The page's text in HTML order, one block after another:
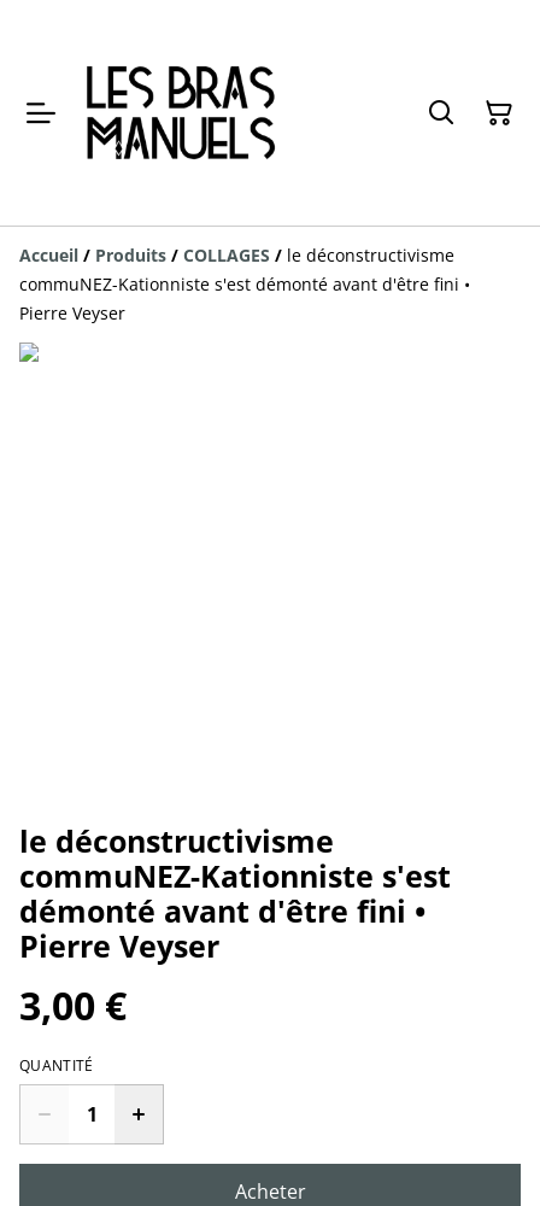
Accueil / Produits / COLLAGES / le déconstructivisme
commuNEZ-Kationniste s'est démonté avant d'être fini •
Pierre Veyser
le déconstructivisme
commuNEZ-Kationniste s'est
démonté avant d'être fini •
Pierre Veyser
3,00 €
QUANTITÉ
Acheter